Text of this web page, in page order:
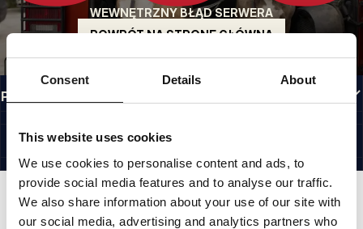
Consent Details About
This website uses cookies
We use cookies to personalise content and ads, to
provide social media features and to analyse our traffic.
We also share information about your use of our site with
our social media, advertising and analytics partners who
WEWNĘTRZNY BŁĄD SERWERA
POWRÓT NA STRONĘ GŁÓWNĄ
MARKA Z CHARAKTEREM
Nasze kolekcje wybierają sportowcy, fighterzy i uparci indywidualiści.
INFORMACJE
PRZYDATNE LINKI
©1997 - 2026 PITBULL SP. Z O.O. ALL RIGHTS RESERVED.
SITE CREDITS
IDŹ DO GÓRY